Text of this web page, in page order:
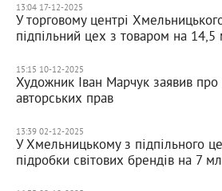
13:04 17-12-2025
У торговому центрі
підпільний цех з товаром на 14,5
15:15 10-12-2025
Художник Іван Марчук заявив
авторських прав
13:39 02-12-2025
У Хмельницькому з підпільного
підробки світових брендів на 7